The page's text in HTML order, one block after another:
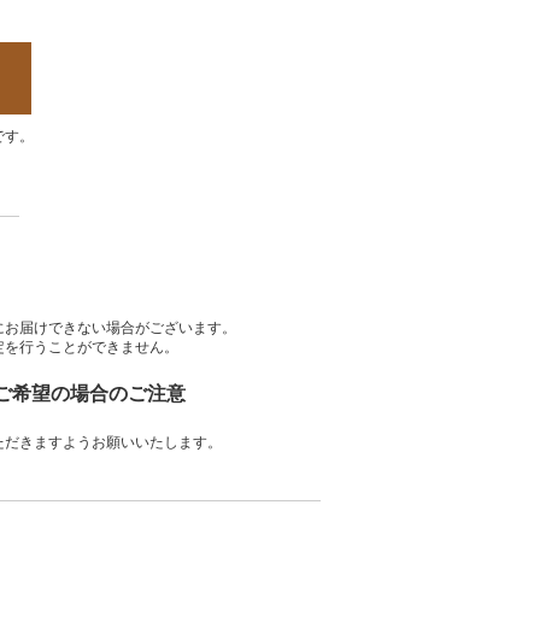
。
届けできない場合がございます。
行うことができません。
希望の場合のご注意
きますようお願いいたします。